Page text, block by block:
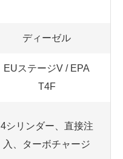
ディーゼル
EUステージV / EPA
T4F
4シリンダー、直接注
入、ターボチャージ